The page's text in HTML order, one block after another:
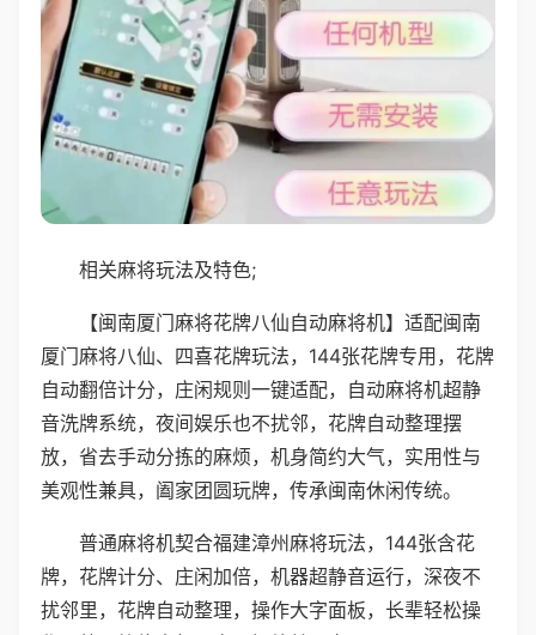
相关麻将玩法及特色;
【闽南厦门麻将花牌八仙自动麻将机】适配闽南
厦门麻将八仙、四喜花牌玩法，144张花牌专用，花牌
自动翻倍计分，庄闲规则一键适配，自动麻将机超静
音洗牌系统，夜间娱乐也不扰邻，花牌自动整理摆
放，省去手动分拣的麻烦，机身简约大气，实用性与
美观性兼具，阖家团圆玩牌，传承闽南休闲传统。
普通麻将机契合福建漳州麻将玩法，144张含花
牌，花牌计分、庄闲加倍，机器超静音运行，深夜不
扰邻里，花牌自动整理，操作大字面板，长辈轻松操